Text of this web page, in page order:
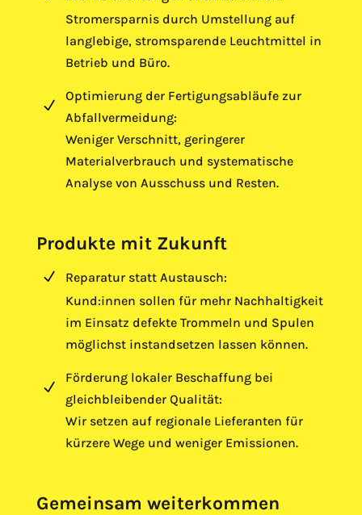
Stromersparnis durch Umstellung auf
langlebige, stromsparende Leuchtmittel in
Betrieb und Büro.
N
Optimierung der Fertigungsabläufe zur
Abfallvermeidung:
Weniger Verschnitt, geringerer
Materialverbrauch und systematische
Analyse von Ausschuss und Resten.
Produkte mit Zukunft
N Reparatur statt Austausch:
Kund:innen sollen für mehr Nachhaltigkeit
im Einsatz defekte Trommeln und Spulen
möglichst instandsetzen lassen können.
N
Förderung lokaler Beschaffung bei
gleichbleibender Qualität:
Wir setzen auf regionale Lieferanten für
kürzere Wege und weniger Emissionen.
Gemeinsam weiterkommen